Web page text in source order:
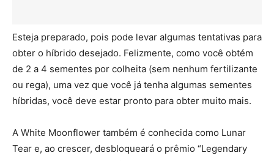
Esteja preparado, pois pode levar algumas tentativas para
obter o híbrido desejado. Felizmente, como você obtém
de 2 a 4 sementes por colheita (sem nenhum fertilizante
ou rega), uma vez que você já tenha algumas sementes
híbridas, você deve estar pronto para obter muito mais.
A White Moonflower também é conhecida como Lunar
Tear e, ao crescer, desbloqueará o prêmio “Legendary